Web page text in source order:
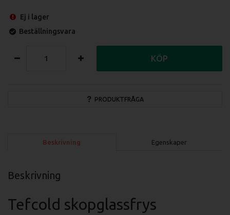
Ej i lager
Beställningsvara
PRODUKTFRÅGA
KÖP
Beskrivning Egenskaper
Beskrivning
Tefcold skopglassfrys